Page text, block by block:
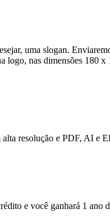
uma slogan.
nas dimensões
resolução e PDF, AI e
e você ganhará 1 ano